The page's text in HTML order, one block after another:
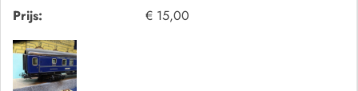
Prijs:
€ 15,00